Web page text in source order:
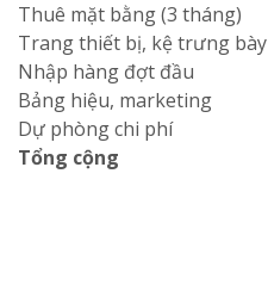
Thuê mặt bằng (3 tháng)
Trang thiết bị, kệ trưng bày
Nhập hàng đợt đầu
Bảng hiệu, marketing
Dự phòng chi phí
Tổng cộng